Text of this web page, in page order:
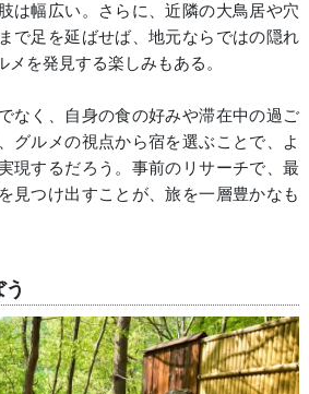
は幅広い。さらに、近隣の大鳥居や穴
で足を延ばせば、地元ならではの隠れ
を発見する楽しみもある。
なく、自身の食の好みや滞在中の過ご
グルメの視点から宿を選ぶことで、よ
現するだろう。事前のリサーチで、最
見つけ出すことが、旅を一層豊かなも